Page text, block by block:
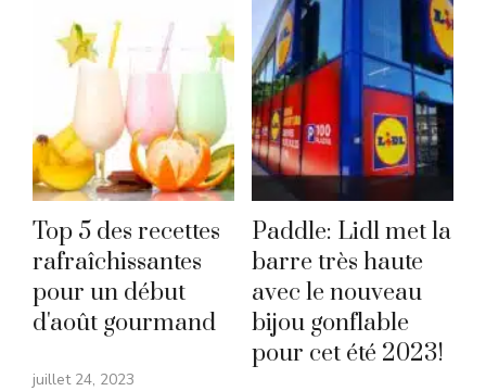
Top 5 des recettes
rafraîchissantes
pour un début
d'août gourmand
juillet 24, 2023
Paddle: Lidl met la
barre très haute
avec le nouveau
bijou gonflable
pour cet été 2023!